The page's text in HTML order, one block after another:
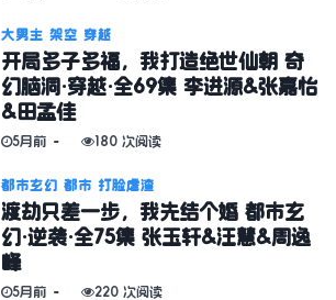
大男主 架空 穿越
开局多子多福，我打造绝世仙朝 奇
幻脑洞·穿越·全69集 李进源&张嘉怡
&田孟佳
5月前 180 次阅读
都市玄幻 都市 打脸虐渣
渡劫只差一步，我先结个婚 都市玄
幻·逆袭·全75集 张玉轩&汪慧&周逸
峰
5月前 220 次阅读